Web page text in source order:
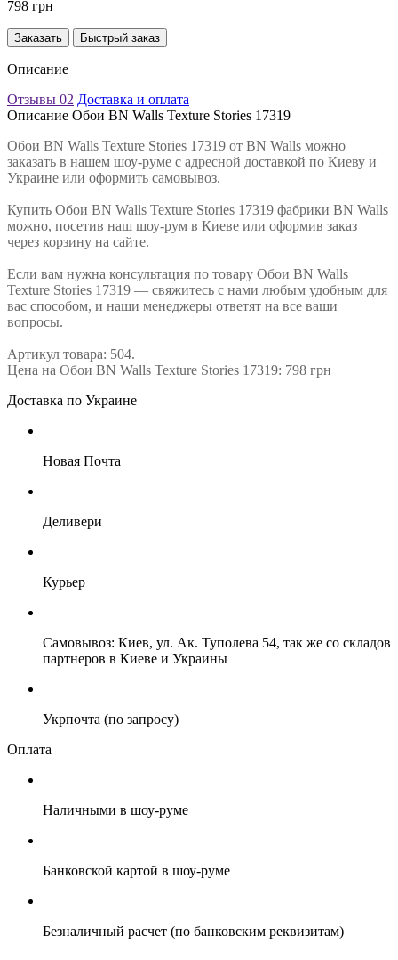
798 грн
Заказать Быстрый заказ
Описание
Отзывы 02 Доставка и оплата
Описание Обои BN Walls Texture Stories 17319
Обои BN Walls Texture Stories 17319 от BN Walls можно
заказать в нашем шоу-руме с адресной доставкой по Киеву и
Украине или оформить самовывоз.
Купить Обои BN Walls Texture Stories 17319 фабрики BN Walls
можно, посетив наш шоу-рум в Киеве или оформив заказ
через корзину на сайте.
Если вам нужна консультация по товару Обои BN Walls
Texture Stories 17319 — свяжитесь с нами любым удобным для
вас способом, и наши менеджеры ответят на все ваши
вопросы.
Артикул товара: 504.
Цена на Обои BN Walls Texture Stories 17319: 798 грн
Доставка по Украине
Новая Почта
Деливери
Курьер
Самовывоз: Киев, ул. Ак. Туполева 54, так же со складов
партнеров в Киеве и Украины
Укрпочта (по запросу)
Оплата
Наличными в шоу-руме
Банковской картой в шоу-руме
Безналичный расчет (по банковским реквизитам)